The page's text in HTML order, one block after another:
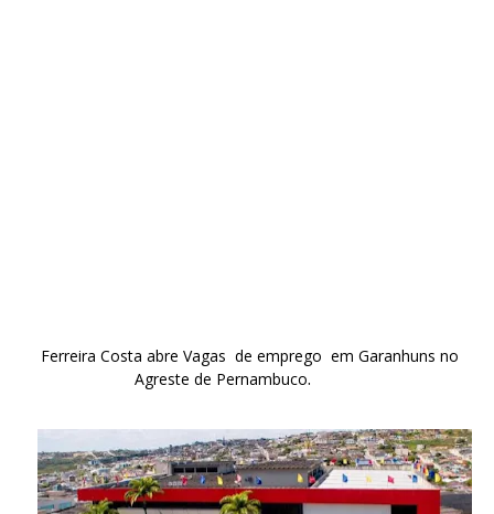
Ferreira Costa abre Vagas de emprego em Garanhuns no
Agreste de Pernambuco.